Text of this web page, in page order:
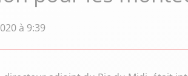
à 9:39